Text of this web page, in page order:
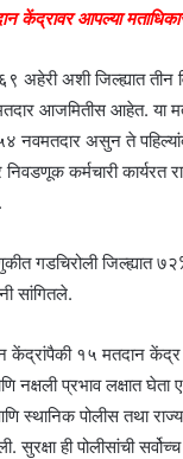
आपल्या
अहेरी अशी जिल्ह्यात
आजमितीस आहेत. या
नवमतदार असुन ते
कर्मचारी कार्यरत
गडचिरोली जिल्ह्यात
सांगितले.
केंद्रांपैकी १५ मतदान
नक्षली प्रभाव लक्षात
स्थानिक पोलीस तथा
सुरक्षा ही पोलीसांची